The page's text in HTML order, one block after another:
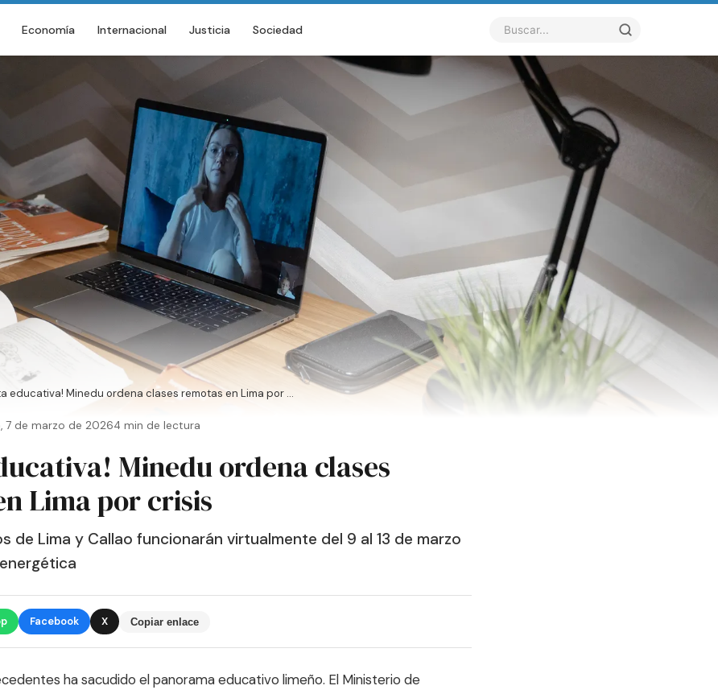
Economía Internacional Justicia Sociedad
educativa! Minedu ordena clases remotas en Lima por ...
7 de marzo de 20264 min de lectura
Minedu ordena clases
Lima por crisis
de Lima y Callao funcionarán virtualmente del 9 al 13 de marzo
Facebook X Copiar enlace
ha sacudido el panorama educativo limeño. El Ministerio de